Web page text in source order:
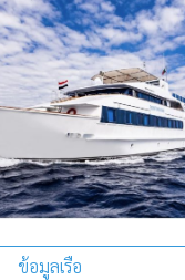
ข้อมูลเรือ